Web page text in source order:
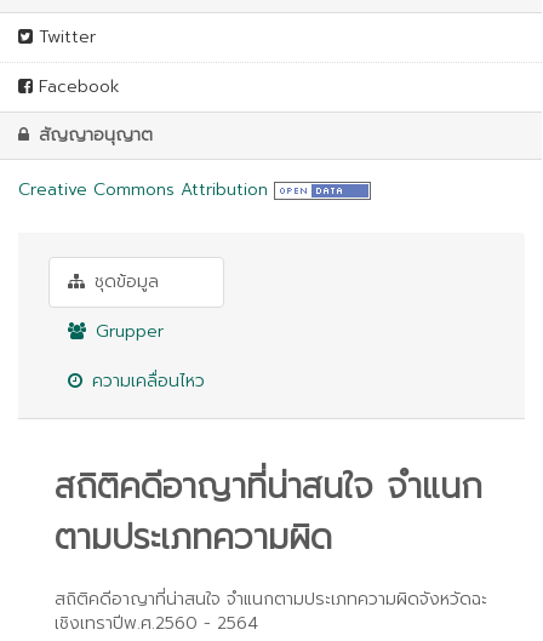
Twitter
Facebook
สัญญาอนุญาต
Creative Commons Attribution
ชุดข้อมูล
Grupper
ความเคลื่อนไหว
สถิติคดีอาญาที่น่าสนใจ จำแนก
ตามประเภทความผิด
สถิติคดีอาญาที่น่าสนใจ จำแนกตามประเภทความผิดจังหวัดฉะ
เชิงเทราปีพ.ศ.2560 - 2564